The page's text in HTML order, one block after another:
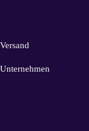
Versand
Unternehmen